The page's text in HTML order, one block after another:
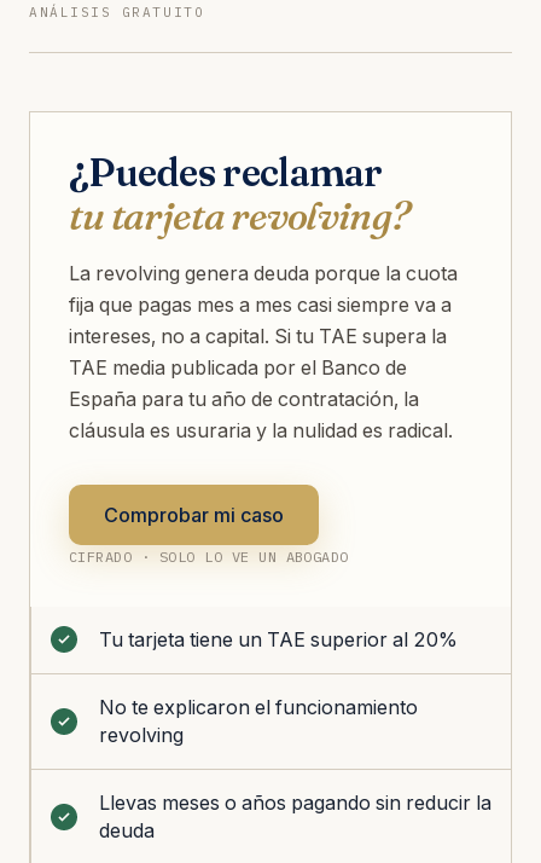
ANÁLISIS GRATUITO
¿Puedes reclamar
tu tarjeta revolving?
La revolving genera deuda porque la cuota
fija que pagas mes a mes casi siempre va a
intereses, no a capital. Si tu TAE supera la
TAE media publicada por el Banco de
España para tu año de contratación, la
cláusula es usuraria y la nulidad es radical.
Comprobar mi caso
CIFRADO · SOLO LO VE UN ABOGADO
Tu tarjeta tiene un TAE superior al 20%
No te explicaron el funcionamiento
revolving
Llevas meses o años pagando sin reducir la
deuda